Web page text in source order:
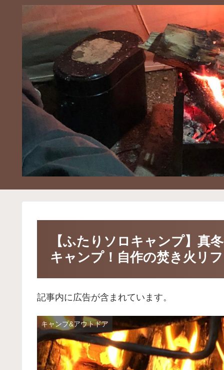
【ふたりソロキャンプ】真
キャンプ！自作の焚き火リ
記事内に広告が含まれています。
キャンプ&アウトドア